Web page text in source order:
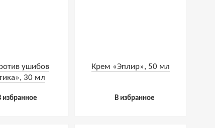
ушибов
30 мл
избранное
Крем «Эплир», 50 мл
В избранное